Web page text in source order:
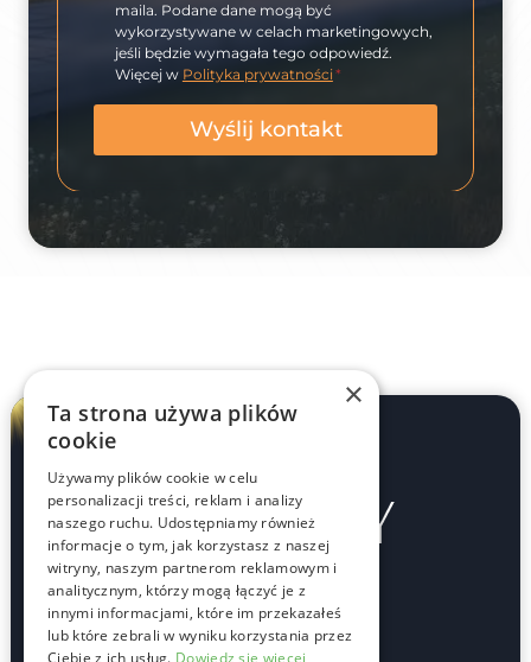
maila. Podane dane mogą być
wykorzystywane w celach marketingowych,
jeśli będzie wymagała tego odpowiedź.
Więcej w Polityka prywatności *
Wyślij kontakt
Oddziały
×
Ta strona używa plików
cookie
Używamy plików cookie w celu
personalizacji treści, reklam i analizy
naszego ruchu. Udostępniamy również
informacje o tym, jak korzystasz z naszej
witryny, naszym partnerom reklamowym i
analitycznym, którzy mogą łączyć je z
innymi informacjami, które im przekazałeś
lub które zebrali w wyniku korzystania przez
Ciebie z ich usług. Dowiedz się więcej